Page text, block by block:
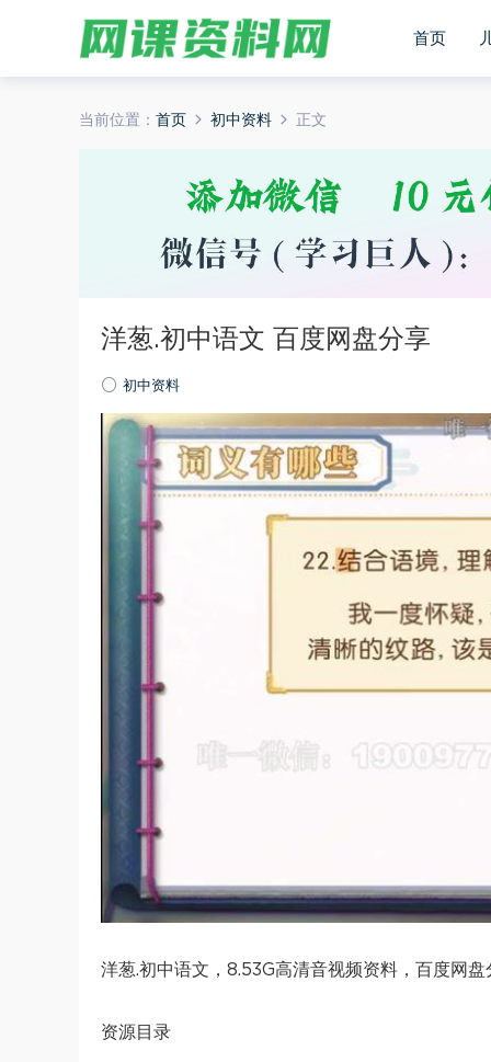
首页
当前位置： 首页 初中资料 正文
洋葱.初中语文 百度网盘分享
初中资料
洋葱.初中语文，8.53G高清音视频资料，百度网盘
资源目录